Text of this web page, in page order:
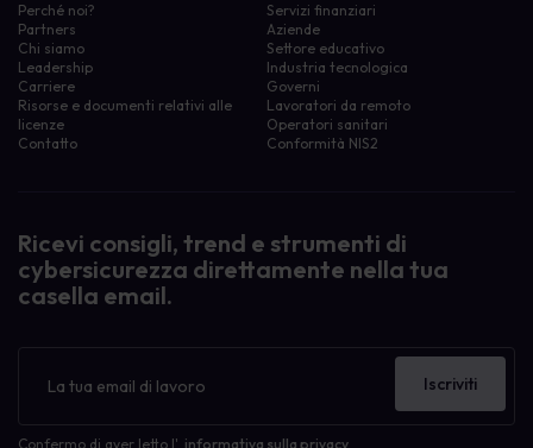
Filtra le risorse per:
eLearning
Gestione delle politiche
Guida Dummies
Human Risk Management
Apprendimento della sicurezza informatica
Perché noi?
Partners
Chi siamo
Leadership
Carriere
Risorse e documenti relativi alle
licenze
Contatto
Servizi finanziari
Aziende
Settore educativo
Industria tecnologica
Governi
Lavoratori da remoto
Operatori sanitari
Conformità NIS2
Ricevi consigli, trend e strumenti di
cybersicurezza direttamente nella tua
casella email.
Confermo di aver letto l' informativa sulla privacy
Iscriviti